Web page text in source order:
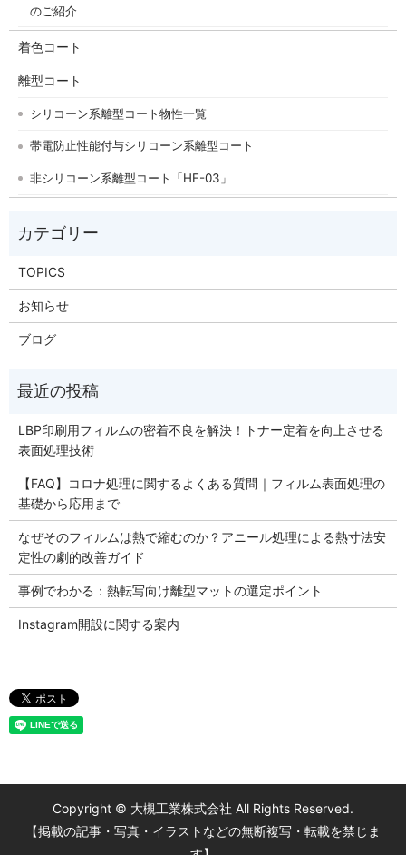
のご紹介
着色コート
離型コート
シリコーン系離型コート物性一覧
帯電防止性能付与シリコーン系離型コート
非シリコーン系離型コート「HF-03」
TOPICS
お知らせ
ブログ
LBP印刷用フィルムの密着不良を解決！トナー定着を向上させる
表面処理技術
【FAQ】コロナ処理に関するよくある質問｜フィルム表面処理の
基礎から応用まで
なぜそのフィルムは熱で縮むのか？アニール処理による熱寸法安
定性の劇的改善ガイド
事例でわかる：熱転写向け離型マットの選定ポイント
Instagram開設に関する案内
Copyright © 大槻工業株式会社 All Rights Reserved.
【掲載の記事・写真・イラストなどの無断複写・転載を禁じま